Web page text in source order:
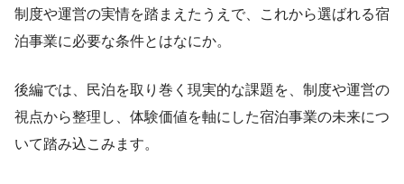
制度や運営の実情を踏まえたうえで、これから選ばれる宿
泊事業に必要な条件とはなにか。
後編では、民泊を取り巻く現実的な課題を、制度や運営の
視点から整理し、体験価値を軸にした宿泊事業の未来につ
いて踏み込こみます。